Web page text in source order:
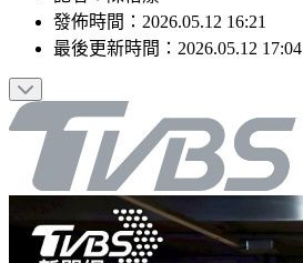
發佈時間： 2026.05.12 16:21
最後更新時間： 2026.05.12 17:04